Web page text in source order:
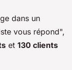
dans un
vous répond",
et 130 clients